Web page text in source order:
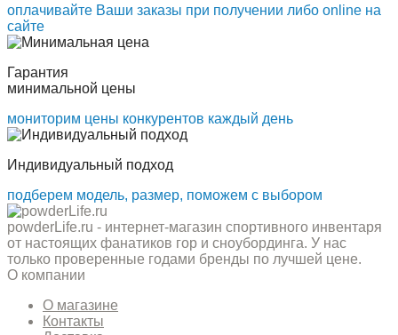
оплачивайте Ваши заказы при получении либо online на
сайте
Гарантия
минимальной цены
мониторим цены конкурентов каждый день
Индивидуальный подход
подберем модель, размер, поможем с выбором
powderLife.ru - интернет-магазин спортивного инвентаря
от настоящих фанатиков гор и сноубординга. У нас
только проверенные годами бренды по лучшей цене.
О компании
О магазине
Контакты